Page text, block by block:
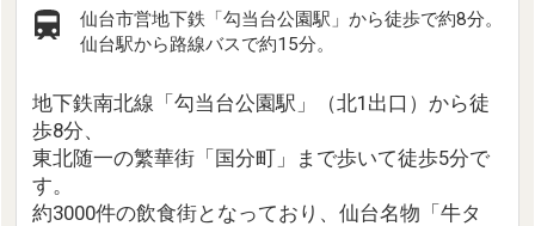
仙台市営地下鉄「勾当台公園駅」から徒歩で約8分。
仙台駅から路線バスで約15分。
地下鉄南北線「勾当台公園駅」（北1出口）から徒
歩8分、
東北随一の繁華街「国分町」まで歩いて徒歩5分で
す。
約3000件の飲食街となっており、仙台名物「牛タ